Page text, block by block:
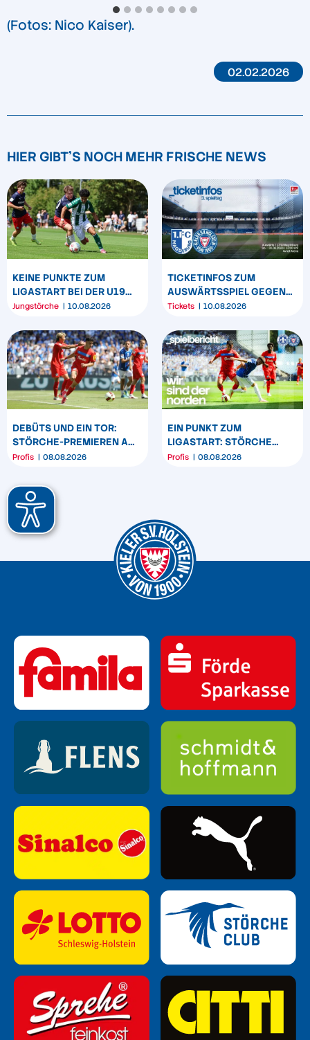
(Fotos: Nico Kaiser).
02.02.2026
HIER GIBT'S NOCH MEHR FRISCHE NEWS
KEINE PUNKTE ZUM
LIGASTART BEI DER U19
UND U17
Jungstörche 10.08.2026
TICKETINFOS ZUM
AUSWÄRTSSPIEL GEGEN
DEN 1. FC MAGDEBURG
Tickets 10.08.2026
DEBÜTS UND EIN TOR:
STÖRCHE-PREMIEREN AM
„BÖLLE“
Profis 08.08.2026
EIN PUNKT ZUM
LIGASTART: STÖRCHE
SPIELEN REMIS IN
Profis 08.08.2026